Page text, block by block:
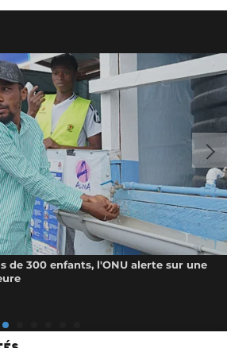
de 300 enfants, l'ONU alerte sur une